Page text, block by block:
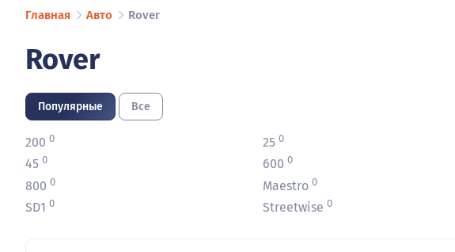
Главная Авто Rover
Rover
Популярные Все
200 0 25 0
45 0 600 0
800 0 Maestro 0
SD1 0 Streetwise 0